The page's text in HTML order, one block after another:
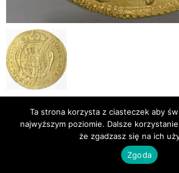
Publikacje
Bibliografia
© Newsmag WordPress Theme by
Ta strona korzysta z ciasteczek aby
najwyższym poziomie. Dalsze
że zgadzasz się na ich
Zgoda